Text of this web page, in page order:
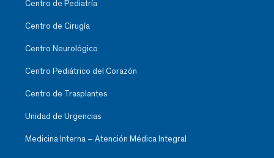
Centro de Pediatría
Centro de Cirugía
Centro Neurológico
Centro Pediátrico del Corazón
Centro de Trasplantes
Unidad de Urgencias
Medicina Interna – Atención Médica Integral